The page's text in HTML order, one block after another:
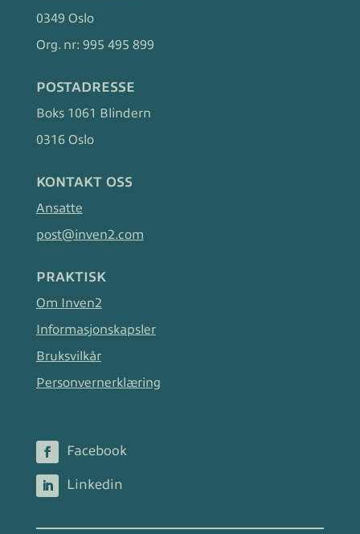
0349 Oslo
Org. nr: 995 495 899
POSTADRESSE
Boks 1061 Blindern
0316 Oslo
KONTAKT OSS
Ansatte
post@inven2.com
PRAKTISK
Om Inven2
Informasjonskapsler
Bruksvilkår
Personvernerklæring